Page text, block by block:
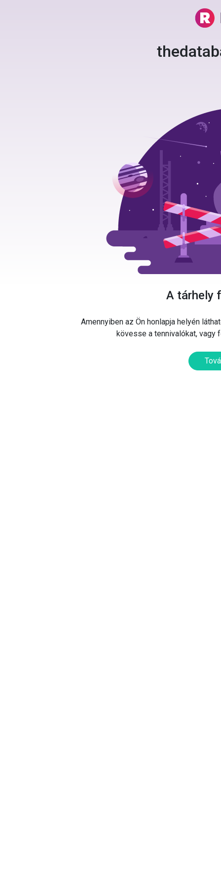
A tárhely
Amennyiben az Ön honlapja helyén
kövesse a tennivalókat, vagy